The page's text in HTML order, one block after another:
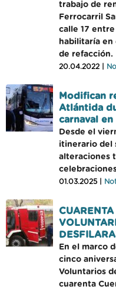
trabajo de
Ferrocarril
calle 17 entre
habilitaría en
de refacción.
20.04.2022 |
Modifican
Atlántida
carnaval en
Desde el
itinerario del
alteraciones
01.03.2025 |
En el marco
cinco
Voluntarios
cuarenta